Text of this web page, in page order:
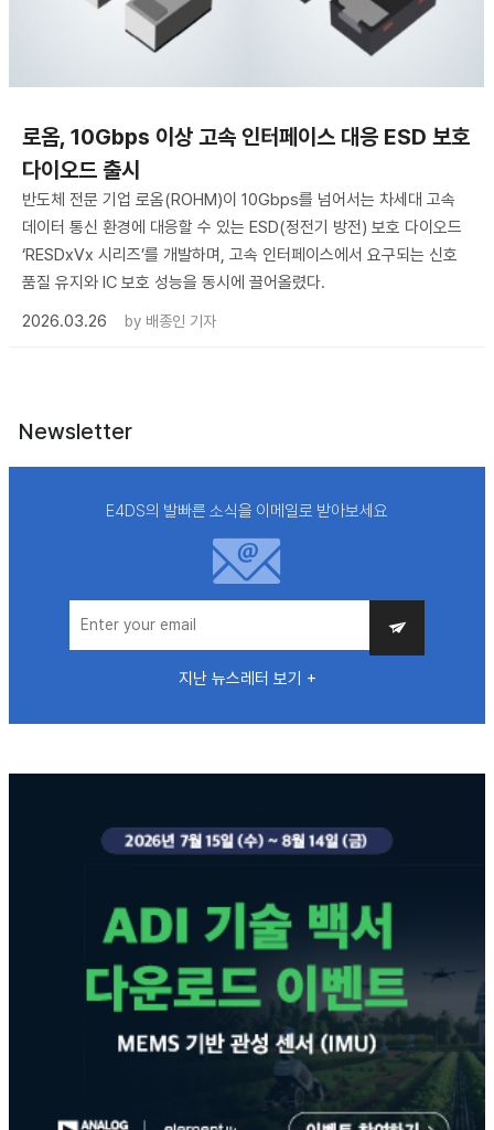
로옴, 10Gbps 이상 고속 인터페이스 대응 ESD 보호
다이오드 출시
반도체 전문 기업 로옴(ROHM)이 10Gbps를 넘어서는 차세대 고속
데이터 통신 환경에 대응할 수 있는 ESD(정전기 방전) 보호 다이오드
‘RESDxVx 시리즈’를 개발하며, 고속 인터페이스에서 요구되는 신호
품질 유지와 IC 보호 성능을 동시에 끌어올렸다.
2026.03.26
by 배종인 기자
Newsletter
E4DS의 발빠른 소식을 이메일로 받아보세요
지난 뉴스레터 보기 +